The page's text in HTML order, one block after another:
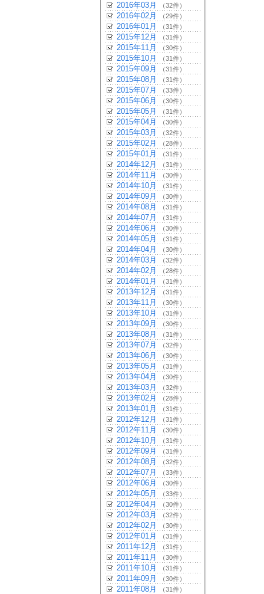
2016年03月 （32件）
2016年02月 （29件）
2016年01月 （31件）
2015年12月 （31件）
2015年11月 （30件）
2015年10月 （31件）
2015年09月 （31件）
2015年08月 （31件）
2015年07月 （33件）
2015年06月 （30件）
2015年05月 （31件）
2015年04月 （30件）
2015年03月 （32件）
2015年02月 （28件）
2015年01月 （31件）
2014年12月 （31件）
2014年11月 （30件）
2014年10月 （31件）
2014年09月 （30件）
2014年08月 （31件）
2014年07月 （31件）
2014年06月 （30件）
2014年05月 （31件）
2014年04月 （30件）
2014年03月 （32件）
2014年02月 （28件）
2014年01月 （31件）
2013年12月 （31件）
2013年11月 （30件）
2013年10月 （31件）
2013年09月 （30件）
2013年08月 （31件）
2013年07月 （32件）
2013年06月 （30件）
2013年05月 （31件）
2013年04月 （30件）
2013年03月 （32件）
2013年02月 （28件）
2013年01月 （31件）
2012年12月 （31件）
2012年11月 （30件）
2012年10月 （31件）
2012年09月 （31件）
2012年08月 （32件）
2012年07月 （33件）
2012年06月 （30件）
2012年05月 （33件）
2012年04月 （30件）
2012年03月 （32件）
2012年02月 （30件）
2012年01月 （31件）
2011年12月 （31件）
2011年11月 （30件）
2011年10月 （31件）
2011年09月 （30件）
2011年08月 （31件）